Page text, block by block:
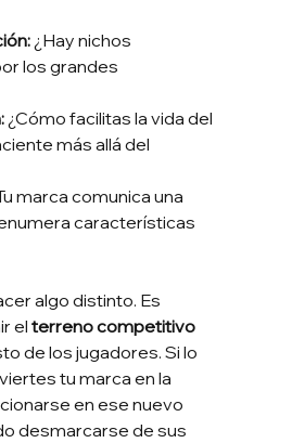
¿Hay nichos
los grandes
¿Cómo facilitas la vida del
más allá del
marca comunica una
características
algo distinto. Es
el terreno competitivo
de los jugadores. Si lo
tu marca en la
en ese nuevo
desmarcarse de sus